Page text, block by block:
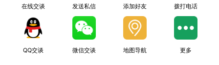
在线交谈 发送私信 添加好友 拨打电话
QQ交谈 微信交谈 地图导航 更多